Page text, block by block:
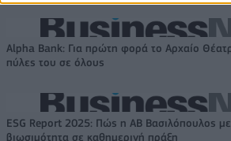
Alpha Bank: Για πρώτη φορά το Αρχαίο
πύλες του σε όλους
ESG Report 2025: Πώς η ΑΒ Βασιλόπουλος
βιωσιμότητα σε καθημερινή πράξη